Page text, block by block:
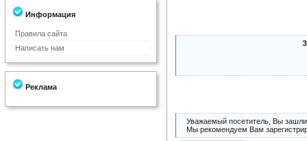
Информация
Правила сайта
Написать нам
Реклама
Уважаемый посетитель, Вы зашли
Мы рекомендуем Вам